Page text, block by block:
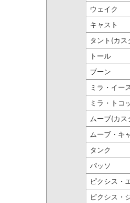
ウェイク
キャスト
タント(カス
トール
ブーン
ミラ・イー
ミラ・トコ
ムーブ(カス
ムーブ・キ
タンク
パッソ
ピクシス・
ピクシス・